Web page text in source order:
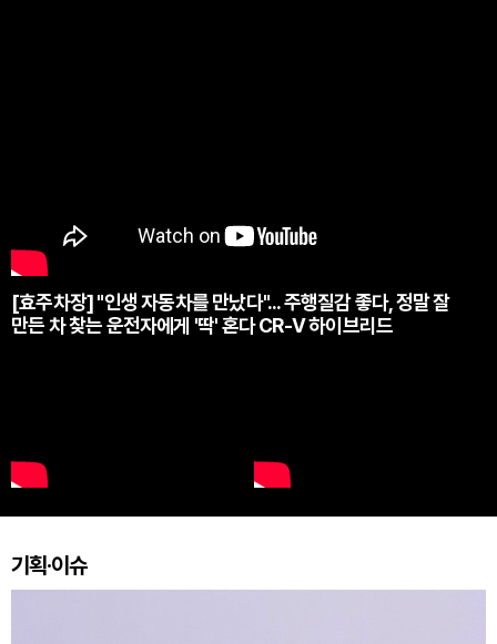
[효주차장] "인생 자동차를 만났다"... 주행질감 좋다, 정말 잘
만든 차 찾는 운전자에게 '딱' 혼다 CR-V 하이브리드
기획·이슈